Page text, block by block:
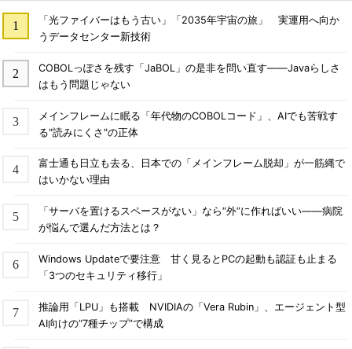
「光ファイバーはもう古い」「2035年宇宙の旅」 実運用へ向か
うデータセンター新技術
COBOLっぽさを残す「JaBOL」の是非を問い直す――Javaらしさ
はもう問題じゃない
メインフレームに眠る「年代物のCOBOLコード」、AIでも苦戦す
る"読みにくさ"の正体
富士通も日立も去る、日本での「メインフレーム脱却」が一筋縄で
はいかない理由
「サーバを置けるスペースがない」なら“外”に作ればいい――病院
が悩んで選んだ方法とは？
Windows Updateで要注意 甘く見るとPCの起動も認証も止まる
「3つのセキュリティ移行」
推論用「LPU」も搭載 NVIDIAの「Vera Rubin」、エージェント型
AI向けの“7種チップ”で構成